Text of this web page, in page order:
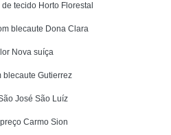
tecido Horto Florestal
blecaute Dona Clara
Nova suíça
blecaute Gutierrez
José São Luíz
Carmo Sion